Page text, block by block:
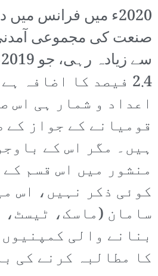
2020ء میں فرانس
2.4 فیصد کا اضافہ
اعداد و شمار ہی اس
قومیانے کے جواز کے
ہیں۔ مگر اس کے
منشور میں اس قسم
کوئی ذکر نہیں، اس
سامان (ماسک،
بنانے والی
کا مطالبہ کرنے کی